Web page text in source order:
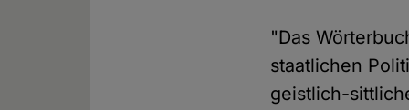
"Das
staatlichen
geistlich-